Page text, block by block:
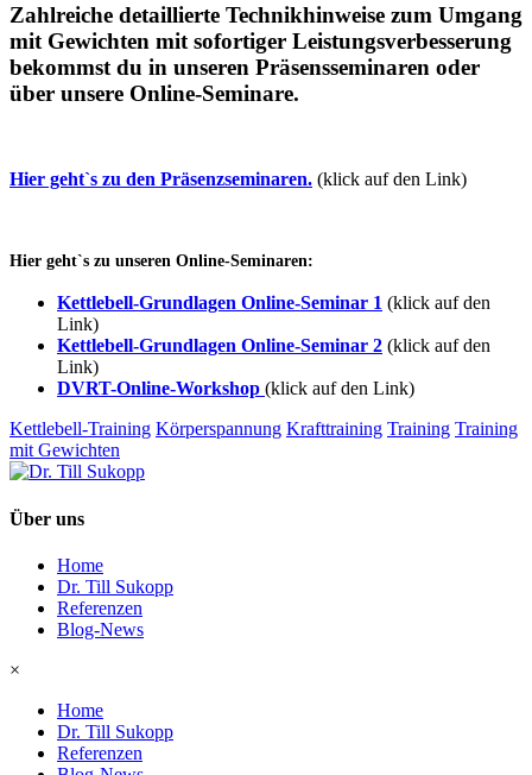
Zahlreiche detaillierte Technikhinweise zum Umgang
mit Gewichten mit sofortiger Leistungsverbesserung
bekommst du in unseren Präsensseminaren oder
über unsere Online-Seminare.
Hier geht`s zu den Präsenzseminaren. (klick auf den Link)
Hier geht`s zu unseren Online-Seminaren:
Kettlebell-Grundlagen Online-Seminar 1 (klick auf den
Link)
Kettlebell-Grundlagen Online-Seminar 2 (klick auf den
Link)
DVRT-Online-Workshop (klick auf den Link)
Kettlebell-Training Körperspannung Krafttraining Training Training
mit Gewichten
Über uns
Home
Dr. Till Sukopp
Referenzen
Blog-News
×
Home
Dr. Till Sukopp
Referenzen